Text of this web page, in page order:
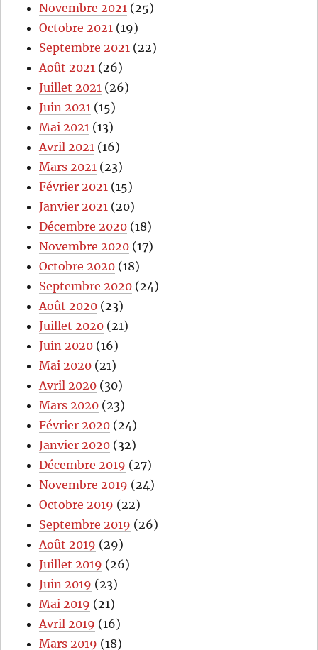
Novembre 2021 (25)
Octobre 2021 (19)
Septembre 2021 (22)
Août 2021 (26)
Juillet 2021 (26)
Juin 2021 (15)
Mai 2021 (13)
Avril 2021 (16)
Mars 2021 (23)
Février 2021 (15)
Janvier 2021 (20)
Décembre 2020 (18)
Novembre 2020 (17)
Octobre 2020 (18)
Septembre 2020 (24)
Août 2020 (23)
Juillet 2020 (21)
Juin 2020 (16)
Mai 2020 (21)
Avril 2020 (30)
Mars 2020 (23)
Février 2020 (24)
Janvier 2020 (32)
Décembre 2019 (27)
Novembre 2019 (24)
Octobre 2019 (22)
Septembre 2019 (26)
Août 2019 (29)
Juillet 2019 (26)
Juin 2019 (23)
Mai 2019 (21)
Avril 2019 (16)
Mars 2019 (18)